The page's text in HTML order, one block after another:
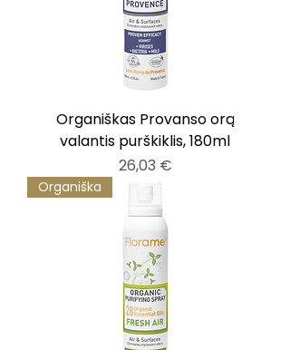
Organiškas Provanso orą
valantis purškiklis, 180ml
Kaina
26,03 €
Organiška